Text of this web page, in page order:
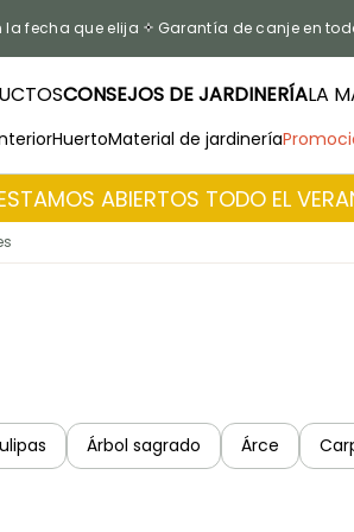
la fecha que elija Garantía de canje en
CONSEJOS DE JARDINERÍALA
HuertoMaterial de jardinería
ABIERTOS TODO EL
Árbol sagrado Árce